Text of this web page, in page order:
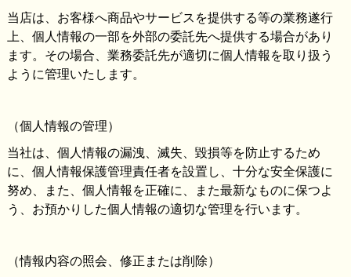
当店は、お客様へ商品やサービスを提供する等の業務遂行
上、個人情報の一部を外部の委託先へ提供する場合があり
ます。その場合、業務委託先が適切に個人情報を取り扱う
ように管理いたします。
（個人情報の管理）
当社は、個人情報の漏洩、滅失、毀損等を防止するため
に、個人情報保護管理責任者を設置し、十分な安全保護に
努め、また、個人情報を正確に、また最新なものに保つよ
う、お預かりした個人情報の適切な管理を行います。
（情報内容の照会、修正または削除）